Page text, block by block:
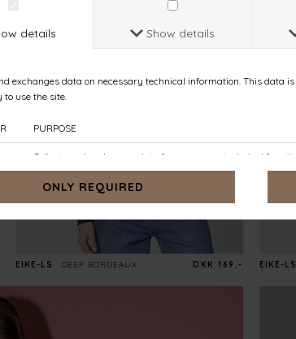
EIKE-LS DEEP BORDEAUX DKK 169.- EIKE-LS